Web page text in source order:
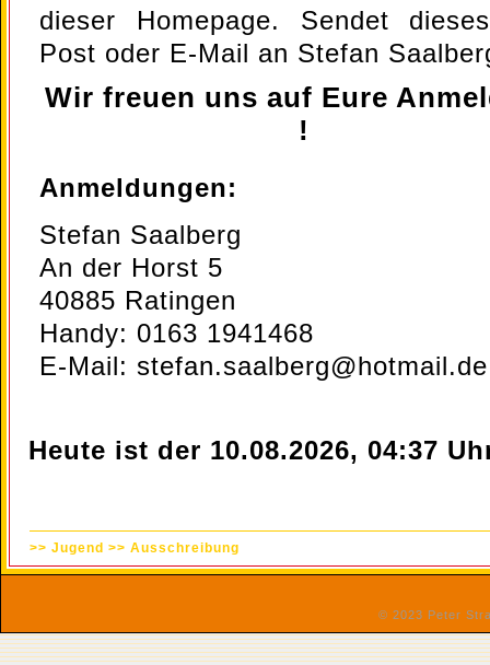
dieser Homepage. Sendet
Post oder E-Mail an Stefan
Wir freuen uns auf Eure
!
Anmeldungen:
Stefan Saalberg
An der Horst 5
40885 Ratingen
Handy: 0163 1941468
E-Mail: stefan.saalberg@hotmail.de
Heute ist der 10.08.2026, 04:37
>> Jugend >> Ausschreibung
© 2023 Peter